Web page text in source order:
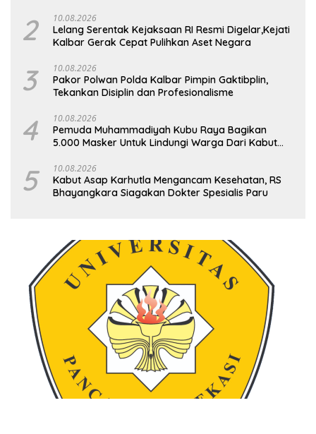
2 10.08.2026
Lelang Serentak Kejaksaan RI Resmi Digelar,Kejati
Kalbar Gerak Cepat Pulihkan Aset Negara
3 10.08.2026
Pakor Polwan Polda Kalbar Pimpin Gaktibplin,
Tekankan Disiplin dan Profesionalisme
4 10.08.2026
Pemuda Muhammadiyah Kubu Raya Bagikan
5.000 Masker Untuk Lindungi Warga Dari Kabut
5 10.08.2026
Kabut Asap Karhutla Mengancam Kesehatan, RS
Bhayangkara Siagakan Dokter Spesialis Paru